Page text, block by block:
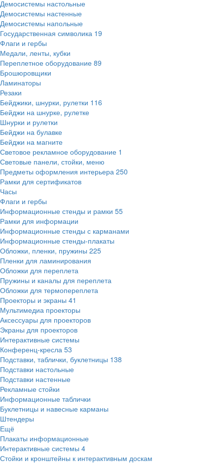
Демосистемы настольные
Демосистемы настенные
Демосистемы напольные
Государственная символика 19
Флаги и гербы
Медали, ленты, кубки
Переплетное оборудование 89
Брошюровщики
Ламинаторы
Резаки
Бейджики, шнурки, рулетки 116
Бейджи на шнурке, рулетке
Шнурки и рулетки
Бейджи на булавке
Бейджи на магните
Световое рекламное оборудование 1
Световые панели, стойки, меню
Предметы оформления интерьера 250
Рамки для сертификатов
Часы
Флаги и гербы
Информационные стенды и рамки 55
Рамки для информации
Информационные стенды с карманами
Информационные стенды-плакаты
Обложки, пленки, пружины 225
Пленки для ламинирования
Обложки для переплета
Пружины и каналы для переплета
Обложки для термопереплета
Проекторы и экраны 41
Мультимедиа проекторы
Аксессуары для проекторов
Экраны для проекторов
Интерактивные системы
Конференц-кресла 53
Подставки, таблички, буклетницы 138
Подставки настольные
Подставки настенные
Рекламные стойки
Информационные таблички
Буклетницы и навесные карманы
Штендеры
Ещё
Плакаты информационные
Интерактивные системы 4
Стойки и кронштейны к интерактивным доскам